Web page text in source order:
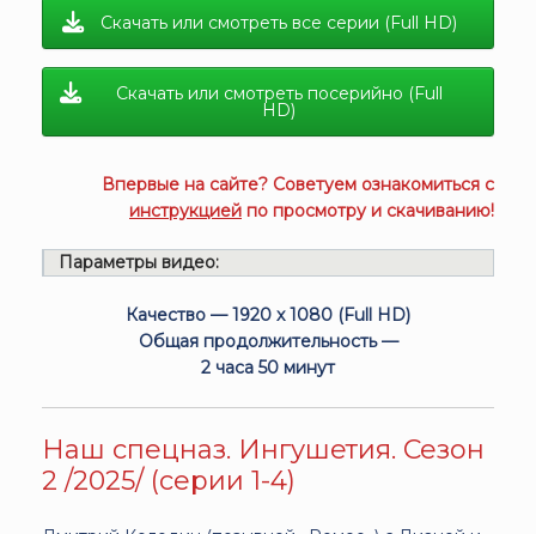
Скачать или смотреть все серии (Full HD)
Скачать или смотреть посерийно (Full
HD)
Впервые на сайте? Советуем ознакомиться с
инструкцией по просмотру и скачиванию!
Параметры видео:
Качество — 1920 x 1080 (Full HD)
Общая продолжительность —
2 часа 50 минут
Наш спецназ. Ингушетия. Сезон
2 /2025/ (серии 1-4)